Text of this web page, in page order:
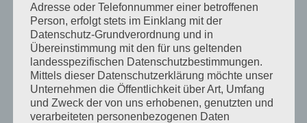
VICTRON KABEL/ZUBEHÖR
RJ45 UTP Cable 1,8 m
€ 11,00 inkl 20% Mwst
Lagernd im Polz Lager
IN DEN WARENKORB
VICTRON KABEL/ZUBEHÖR
VE.Can to CAN-bus BMS
type B Cable 1.8 m
€15,01 inkl 20% Mwst
Lagernd im Polz Lager
IN DEN WARENKORB
Adresse oder Telefonnummer einer betroffenen
Person, erfolgt stets im Einklang mit der
Datenschutz-Grundverordnung und in
Übereinstimmung mit den für uns geltenden
landesspezifischen Datenschutzbestimmungen.
Mittels dieser Datenschutzerklärung möchte unser
Unternehmen die Öffentlichkeit über Art, Umfang
und Zweck der von uns erhobenen, genutzten und
verarbeiteten personenbezogenen Daten